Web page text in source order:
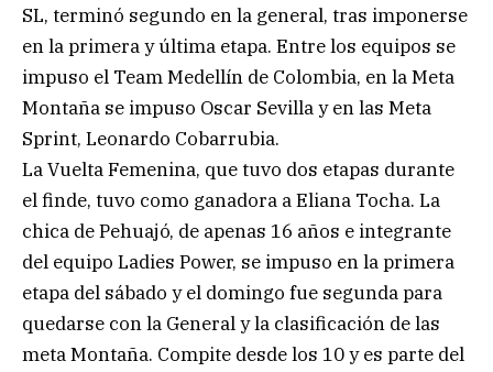
SL, terminó segundo en la general, tras imponerse
en la primera y última etapa. Entre los equipos se
impuso el Team Medellín de Colombia, en la Meta
Montaña se impuso Oscar Sevilla y en las Meta
Sprint, Leonardo Cobarrubia.
La Vuelta Femenina, que tuvo dos etapas durante
el finde, tuvo como ganadora a Eliana Tocha. La
chica de Pehuajó, de apenas 16 años e integrante
del equipo Ladies Power, se impuso en la primera
etapa del sábado y el domingo fue segunda para
quedarse con la General y la clasificación de las
meta Montaña. Compite desde los 10 y es parte del